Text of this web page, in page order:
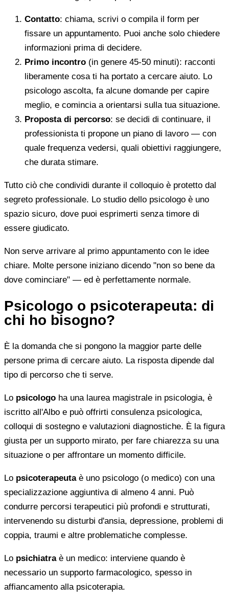
Contatto: chiama, scrivi o compila il form per
fissare un appuntamento. Puoi anche solo chiedere
informazioni prima di decidere.
Primo incontro (in genere 45-50 minuti): racconti
liberamente cosa ti ha portato a cercare aiuto. Lo
psicologo ascolta, fa alcune domande per capire
meglio, e comincia a orientarsi sulla tua situazione.
Proposta di percorso: se decidi di continuare, il
professionista ti propone un piano di lavoro — con
quale frequenza vedersi, quali obiettivi raggiungere,
che durata stimare.
Tutto ciò che condividi durante il colloquio è protetto dal
segreto professionale. Lo studio dello psicologo è uno
spazio sicuro, dove puoi esprimerti senza timore di
essere giudicato.
Non serve arrivare al primo appuntamento con le idee
chiare. Molte persone iniziano dicendo "non so bene da
dove cominciare" — ed è perfettamente normale.
Psicologo o psicoterapeuta: di
chi ho bisogno?
È la domanda che si pongono la maggior parte delle
persone prima di cercare aiuto. La risposta dipende dal
tipo di percorso che ti serve.
Lo psicologo ha una laurea magistrale in psicologia, è
iscritto all'Albo e può offrirti consulenza psicologica,
colloqui di sostegno e valutazioni diagnostiche. È la figura
giusta per un supporto mirato, per fare chiarezza su una
situazione o per affrontare un momento difficile.
Lo psicoterapeutaè uno psicologo (o medico) con una
specializzazione aggiuntiva di almeno 4 anni. Può
condurre percorsi terapeutici più profondi e strutturati,
intervenendo su disturbi d'ansia, depressione, problemi di
coppia, traumi e altre problematiche complesse.
Lo psichiatraè un medico: interviene quando è
necessario un supporto farmacologico, spesso in
affiancamento alla psicoterapia.